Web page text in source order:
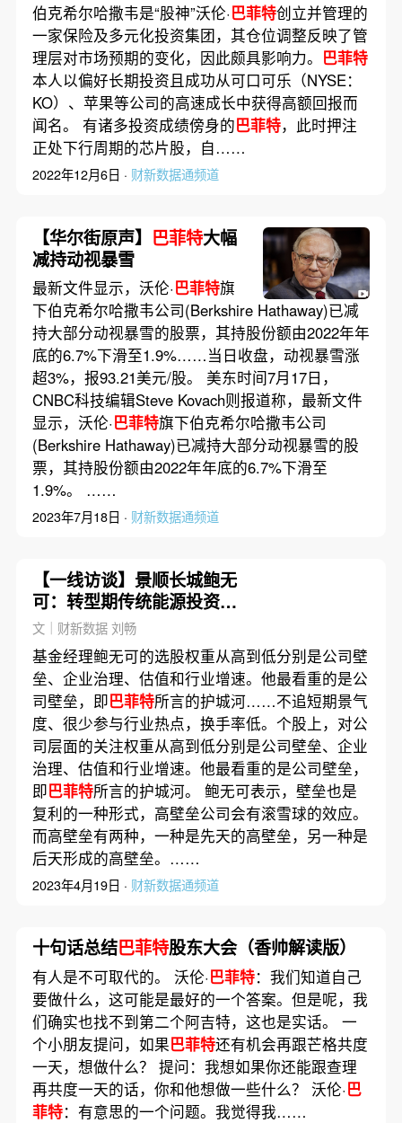
伯克希尔哈撒韦是“股神”沃伦·巴菲特创立并管理的
一家保险及多元化投资集团，其仓位调整反映了管
理层对市场预期的变化，因此颇具影响力。 巴菲特
本人以偏好长期投资且成功从可口可乐（NYSE：
KO）、苹果等公司的高速成长中获得高额回报而
闻名。 有诸多投资成绩傍身的巴菲特，此时押注
正处下行周期的芯片股，自……
2022年12月6日 · 财新数据通频道
【华尔街原声】 巴菲特大幅
减持动视暴雪
最新文件显示，沃伦·巴菲特旗
下伯克希尔哈撒韦公司(Berkshire Hathaway)已减
持大部分动视暴雪的股票，其持股份额由2022年年
底的6.7%下滑至1.9%……当日收盘，动视暴雪涨
超3%，报93.21美元/股。 美东时间7月17日，
CNBC科技编辑Steve Kovach则报道称，最新文件
显示，沃伦·巴菲特旗下伯克希尔哈撒韦公司
(Berkshire Hathaway)已减持大部分动视暴雪的股
票，其持股份额由2022年年底的6.7%下滑至
1.9%。 ……
2023年7月18日 · 财新数据通频道
【一线访谈】景顺长城鲍无
可：转型期传统能源投资不
足 AIGC底层算力需求大
文｜财新数据 刘畅
基金经理鲍无可的选股权重从高到低分别是公司壁
垒、企业治理、估值和行业增速。他最看重的是公
司壁垒，即巴菲特所言的护城河……不追短期景气
度、很少参与行业热点，换手率低。个股上，对公
司层面的关注权重从高到低分别是公司壁垒、企业
治理、估值和行业增速。他最看重的是公司壁垒，
即巴菲特所言的护城河。 鲍无可表示，壁垒也是
复利的一种形式，高壁垒公司会有滚雪球的效应。
而高壁垒有两种，一种是先天的高壁垒，另一种是
后天形成的高壁垒。……
2023年4月19日 · 财新数据通频道
十句话总结巴菲特股东大会（香帅解读版）
有人是不可取代的。 沃伦·巴菲特：我们知道自己
要做什么，这可能是最好的一个答案。但是呢，我
们确实也找不到第二个阿吉特，这也是实话。 一
个小朋友提问，如果巴菲特还有机会再跟芒格共度
一天，想做什么？ 提问：我想如果你还能跟查理
再共度一天的话，你和他想做一些什么？ 沃伦·巴
菲特：有意思的一个问题。我觉得我……